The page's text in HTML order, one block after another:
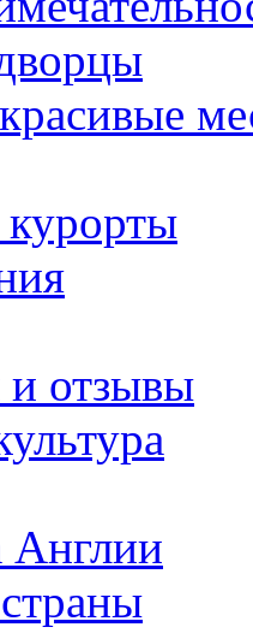
и отзывы
Англии